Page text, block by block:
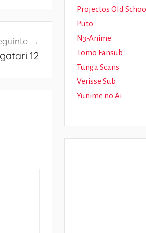
12
Projectos Old School
Puto
N3-Anime
Tomo Fansub
Tunga Scans
Verisse Sub
Yunime no Ai